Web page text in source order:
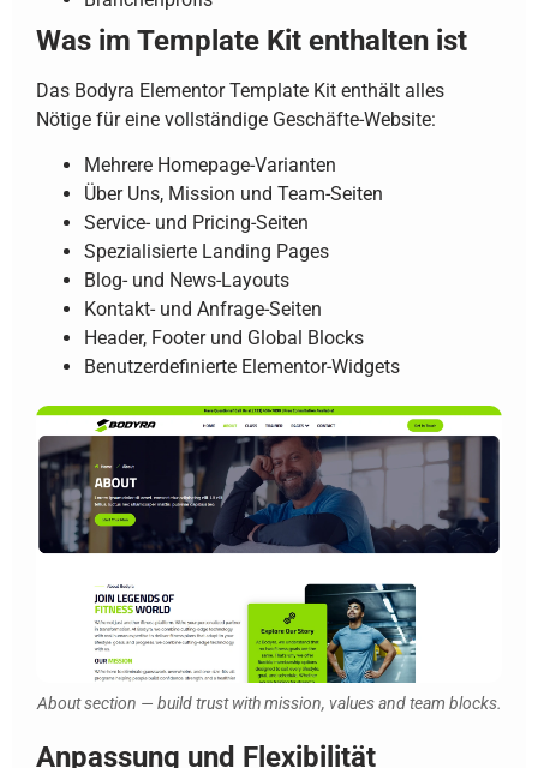
Was im Template Kit enthalten ist
Das Bodyra Elementor Template Kit enthält alles
Nötige für eine vollständige Geschäfte-Website:
Mehrere Homepage-Varianten
Über Uns, Mission und Team-Seiten
Service- und Pricing-Seiten
Spezialisierte Landing Pages
Blog- und News-Layouts
Kontakt- und Anfrage-Seiten
Header, Footer und Global Blocks
Benutzerdefinierte Elementor-Widgets
About section — build trust with mission, values and team blocks.
Anpassung und Flexibilität